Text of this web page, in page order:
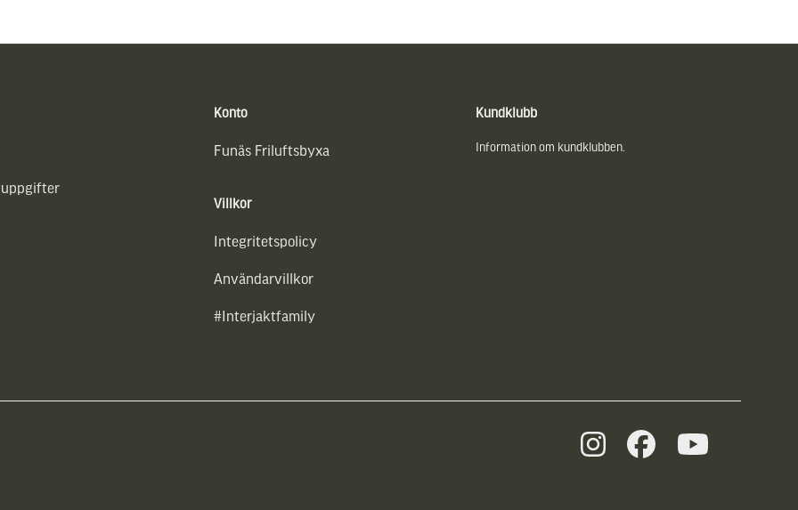
Konto
Funäs Friluftsbyxa
Villkor
Integritetspolicy
Användarvillkor
#Interjaktfamily
Kundklubb
Information om kundklubben.